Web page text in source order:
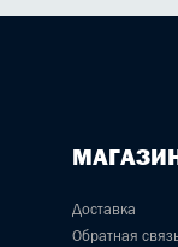
Доставка
Обратная